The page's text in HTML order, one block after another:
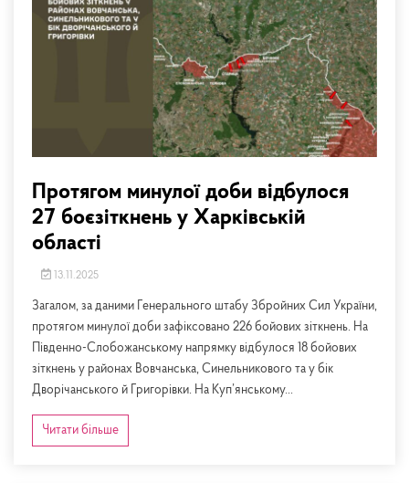
Протягом минулої доби відбулося
27 боєзіткнень у Харківській
області
13.11.2025
Загалом, за даними Генерального штабу Збройних Сил України,
протягом минулої доби зафіксовано 226 бойових зіткнень. На
Південно-Слобожанському напрямку відбулося 18 бойових
зіткнень у районах Вовчанська, Синельникового та у бік
Дворічанського й Григорівки. На Куп’янському...
Читати більше